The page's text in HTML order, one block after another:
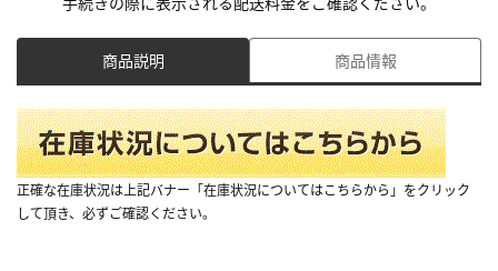
商品説明 商品情報
正確な在庫状況は上記バナー「在庫状況についてはこちらから」をクリック
して頂き、必ずご確認ください。